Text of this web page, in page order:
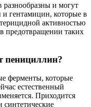
и могут
гентамицин, которые в
активностью
предотвращении таких
пенициллин?
ферменты, которые
естественный
Приходится
синтетические